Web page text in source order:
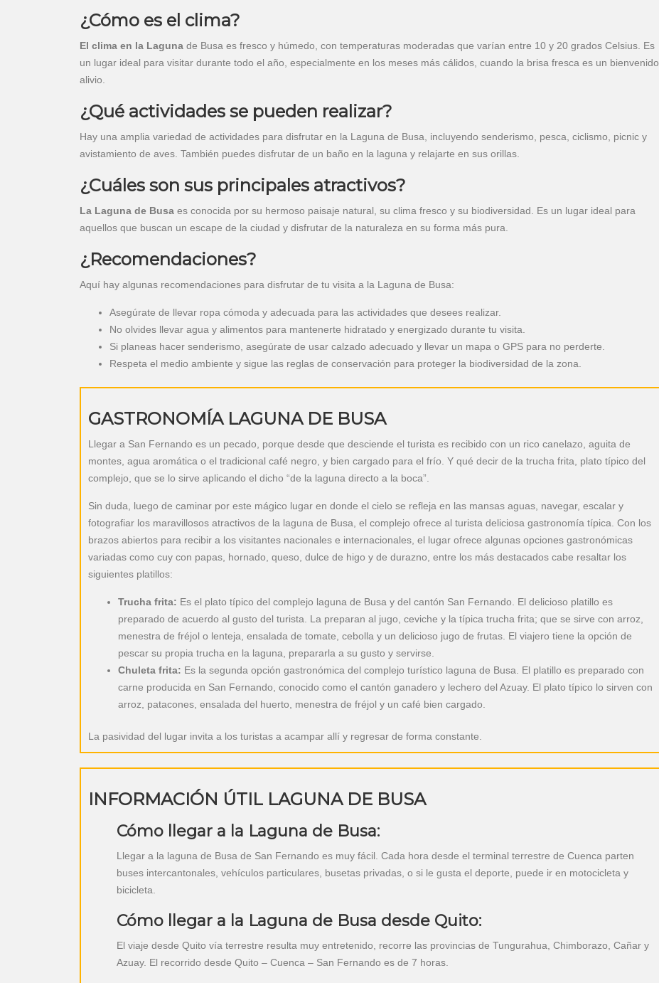
¿Cómo es el clima?
El clima en la Laguna de Busa es fresco y húmedo, con temperaturas moderadas que varían entre 10 y 20 grados Celsius. Es
un lugar ideal para visitar durante todo el año, especialmente en los meses más cálidos, cuando la brisa fresca es un bienvenido
alivio.
¿Qué actividades se pueden realizar?
Hay una amplia variedad de actividades para disfrutar en la Laguna de Busa, incluyendo senderismo, pesca, ciclismo, picnic y
avistamiento de aves. También puedes disfrutar de un baño en la laguna y relajarte en sus orillas.
¿Cuáles son sus principales atractivos?
La Laguna de Busa es conocida por su hermoso paisaje natural, su clima fresco y su biodiversidad. Es un lugar ideal para
aquellos que buscan un escape de la ciudad y disfrutar de la naturaleza en su forma más pura.
¿Recomendaciones?
Aquí hay algunas recomendaciones para disfrutar de tu visita a la Laguna de Busa:
Asegúrate de llevar ropa cómoda y adecuada para las actividades que desees realizar.
No olvides llevar agua y alimentos para mantenerte hidratado y energizado durante tu visita.
Si planeas hacer senderismo, asegúrate de usar calzado adecuado y llevar un mapa o GPS para no perderte.
Respeta el medio ambiente y sigue las reglas de conservación para proteger la biodiversidad de la zona.
GASTRONOMÍA LAGUNA DE BUSA
Llegar a San Fernando es un pecado, porque desde que desciende el turista es recibido con un rico canelazo, aguita de
montes, agua aromática o el tradicional café negro, y bien cargado para el frío. Y qué decir de la trucha frita, plato típico del
complejo, que se lo sirve aplicando el dicho “de la laguna directo a la boca”.
Sin duda, luego de caminar por este mágico lugar en donde el cielo se refleja en las mansas aguas, navegar, escalar y
fotografiar los maravillosos atractivos de la laguna de Busa, el complejo ofrece al turista deliciosa gastronomía típica. Con los
brazos abiertos para recibir a los visitantes nacionales e internacionales, el lugar ofrece algunas opciones gastronómicas
variadas como cuy con papas, hornado, queso, dulce de higo y de durazno, entre los más destacados cabe resaltar los
siguientes platillos:
Trucha frita: Es el plato típico del complejo laguna de Busa y del cantón San Fernando. El delicioso platillo es
preparado de acuerdo al gusto del turista. La preparan al jugo, ceviche y la típica trucha frita; que se sirve con arroz,
menestra de fréjol o lenteja, ensalada de tomate, cebolla y un delicioso jugo de frutas. El viajero tiene la opción de
pescar su propia trucha en la laguna, prepararla a su gusto y servirse.
Chuleta frita: Es la segunda opción gastronómica del complejo turístico laguna de Busa. El platillo es preparado con
carne producida en San Fernando, conocido como el cantón ganadero y lechero del Azuay. El plato típico lo sirven con
arroz, patacones, ensalada del huerto, menestra de fréjol y un café bien cargado.
La pasividad del lugar invita a los turistas a acampar allí y regresar de forma constante.
INFORMACIÓN ÚTIL LAGUNA DE BUSA
Cómo llegar a la Laguna de Busa:
Llegar a la laguna de Busa de San Fernando es muy fácil. Cada hora desde el terminal terrestre de Cuenca parten
buses intercantonales, vehículos particulares, busetas privadas, o si le gusta el deporte, puede ir en motocicleta y
bicicleta.
Cómo llegar a la Laguna de Busa desde Quito:
El viaje desde Quito vía terrestre resulta muy entretenido, recorre las provincias de Tungurahua, Chimborazo, Cañar y
Azuay. El recorrido desde Quito – Cuenca – San Fernando es de 7 horas.